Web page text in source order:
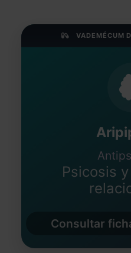
VADEMÉCUM
Psicosis
Consultar